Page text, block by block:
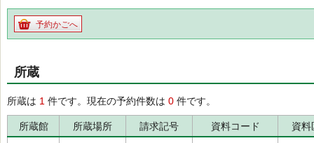
予約かごへ
所蔵
所蔵は 1 件です。現在の予約件数は 0 件です。
所蔵館 所蔵場所 請求記号 資料コード 資料